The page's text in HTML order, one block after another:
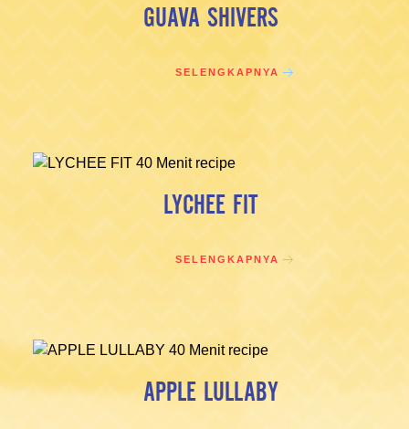
GUAVA SHIVERS
SELENGKAPNYA
LYCHEE FIT
SELENGKAPNYA
APPLE LULLABY